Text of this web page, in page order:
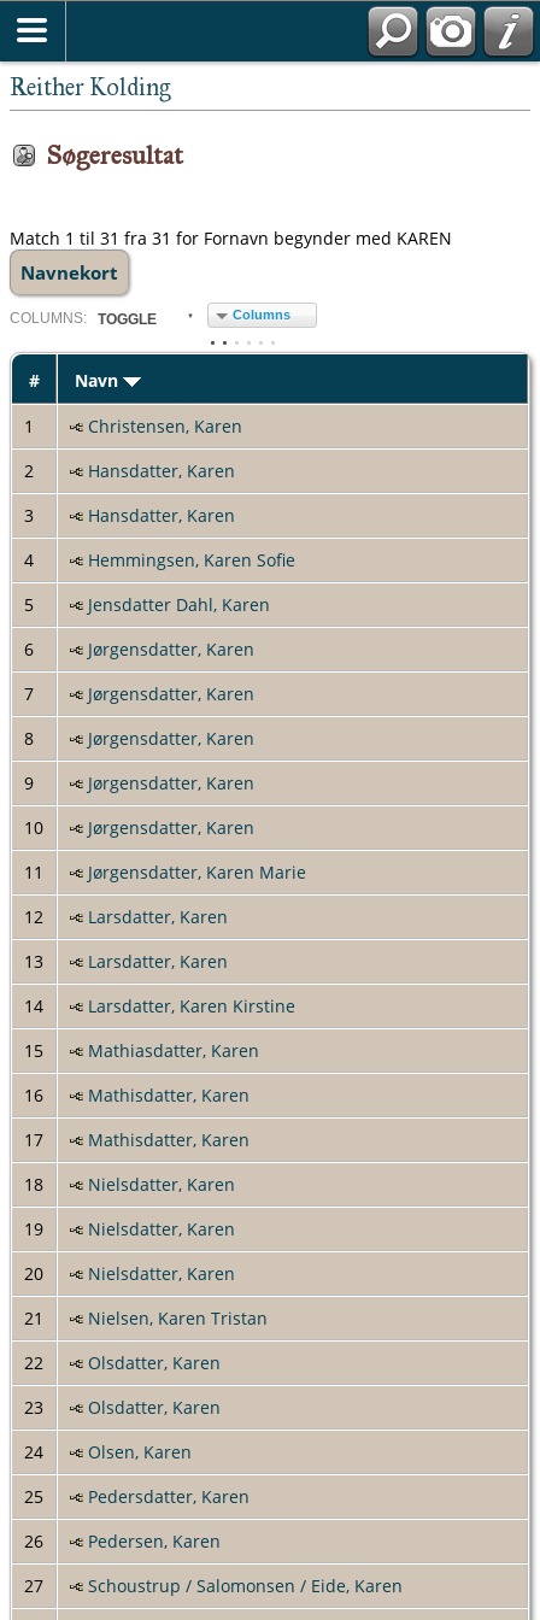
Kronborg Amtsstue, Fæsteprotokoller, 175
Reither Kolding
Søgeresultat
Match 1 til 31 fra 31 for Fornavn begynder med KAREN
Navnekort
COLUMN S: TOGGLE Columns
#
Navn
1
Christensen, Karen
2
Hansdatter, Karen
3
Hansdatter, Karen
4
Hemmingsen, Karen Sofie
5
Jensdatter Dahl, Karen
6
Jørgensdatter, Karen
7
Jørgensdatter, Karen
8
Jørgensdatter, Karen
9
Jørgensdatter, Karen
10
Jørgensdatter, Karen
11
Jørgensdatter, Karen Marie
12
Larsdatter, Karen
13
Larsdatter, Karen
14
Larsdatter, Karen Kirstine
15
Mathiasdatter, Karen
16
Mathisdatter, Karen
17
Mathisdatter, Karen
18
Nielsdatter, Karen
19
Nielsdatter, Karen
20
Nielsdatter, Karen
21
Nielsen, Karen Tristan
22
Olsdatter, Karen
23
Olsdatter, Karen
24
Olsen, Karen
25
Pedersdatter, Karen
26
Pedersen, Karen
27
Schoustrup / Salomonsen / Eide, Karen